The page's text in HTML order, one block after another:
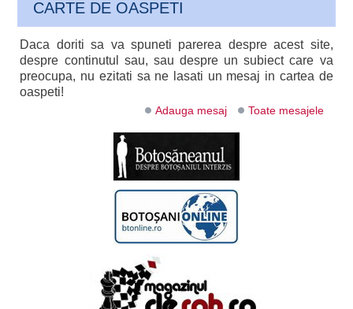
CARTE DE OASPETI
Daca doriti sa va spuneti parerea despre acest site,
despre continutul sau, sau despre un subiect care va
preocupa, nu ezitati sa ne lasati un mesaj in cartea de
oaspeti!
Adauga mesaj Toate mesajele